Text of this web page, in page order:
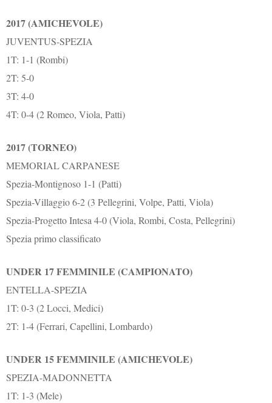
2017 (AMICHEVOLE)
JUVENTUS-SPEZIA
1T: 1-1 (Rombi)
2T: 5-0
3T: 4-0
4T: 0-4 (2 Romeo, Viola, Patti)
2017 (TORNEO)
MEMORIAL CARPANESE
Spezia-Montignoso 1-1 (Patti)
Spezia-Villaggio 6-2 (3 Pellegrini, Volpe, Patti, Viola)
Spezia-Progetto Intesa 4-0 (Viola, Rombi, Costa, Pellegrini)
Spezia primo classificato
UNDER 17 FEMMINILE (CAMPIONATO)
ENTELLA-SPEZIA
1T: 0-3 (2 Locci, Medici)
2T: 1-4 (Ferrari, Capellini, Lombardo)
UNDER 15 FEMMINILE (AMICHEVOLE)
SPEZIA-MADONNETTA
1T: 1-3 (Mele)